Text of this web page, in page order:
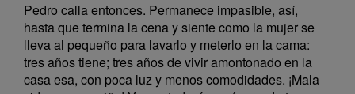
Pedro calla entonces. Permanece impasible, así,
hasta que termina la cena y siente como la mujer se
lleva al pequeño para lavarlo y meterlo en la cama:
tres años tiene; tres años de vivir amontonado en la
casa esa, con poca luz y menos comodidades. ¡Mala